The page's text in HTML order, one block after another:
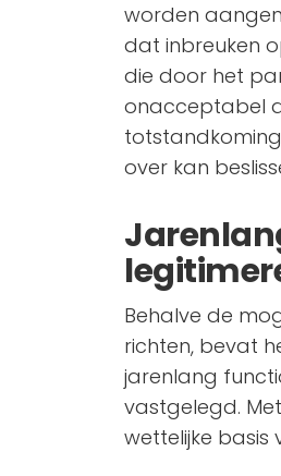
worden
dat inbreuken
die door het
onacceptabel
over kan
Behalve de
richten, bevat
jarenlang
vastgelegd.
wettelijke basis